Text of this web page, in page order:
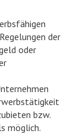
der
oder
bzw.
möglich.